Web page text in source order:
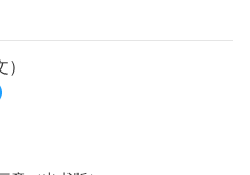
里路，读万卷书，身有风骨，却
达，知世俗而不世俗，多才多